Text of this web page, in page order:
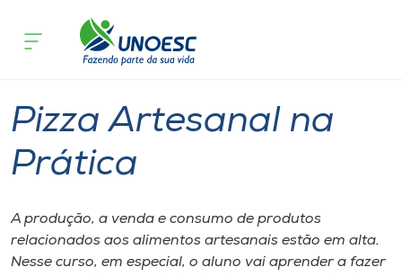
Cursos
Pesquisa
Portal de Ensino
Pizza Artesanal na
Prática
A produção, a venda e consumo de produtos
relacionados aos alimentos artesanais estão em alta.
Nesse curso, em especial, o aluno vai aprender a fazer